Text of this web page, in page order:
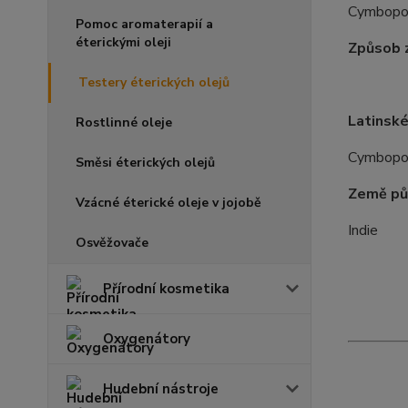
Pomoc aromaterapií a
éterickými oleji
Testery éterických olejů
Rostlinné oleje
Směsi éterických olejů
Vzácné éterické oleje v jojobě
Osvěžovače
Přírodní kosmetika
Oxygenátory
Hudební nástroje
Způsob
Země
Indie